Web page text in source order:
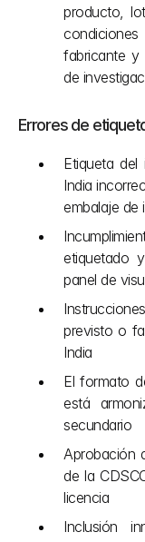
producto,
fabricante y
de
Errores de
Etiqueta
India
embalaje de
etiquetado
panel de
previsto o
India
El formato
está
secundario
Aprobación
de la
licencia
Inclusión